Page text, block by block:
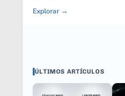
Explorar →
ÚLTIMOS ARTÍCULOS